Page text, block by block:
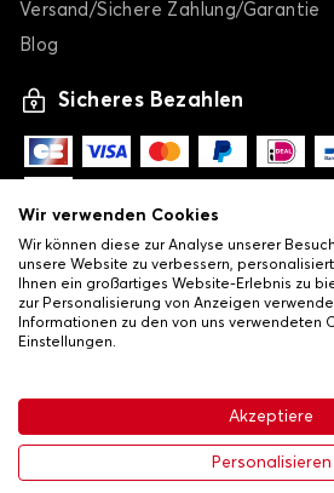
Versand/Sichere Zahlung/Garantie
Blog
Sicheres Bezahlen
Allgemeine Verkaufsbedingungen•
Datenschutz- und Cookie-Richtlinie
Wir verwenden Cookies
Wir können diese zur Analyse unserer
unsere Website zu verbessern,
Ihnen ein großartiges Website-Erlebnis zu
zur Personalisierung von Anzeigen
Informationen zu den von uns verwendeten
Einstellungen.
Akzeptiere
Personalisieren